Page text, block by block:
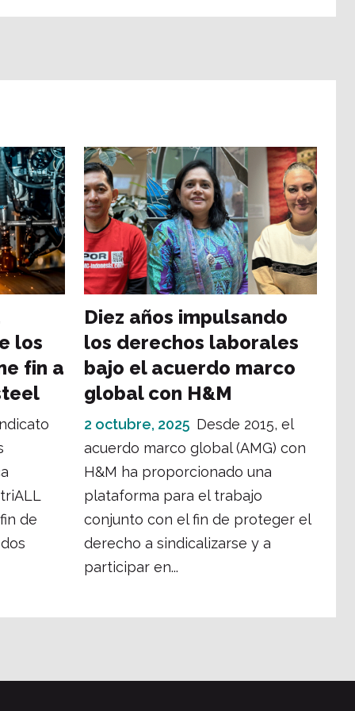
los
fin a
de
Diez años impulsando
los derechos laborales
bajo el acuerdo marco
global con H&M
2 octubre, 2025 Desde 2015, el
acuerdo marco global (AMG) con
H&M ha proporcionado una
plataforma para el trabajo
conjunto con el fin de proteger el
derecho a sindicalizarse y a
participar en...